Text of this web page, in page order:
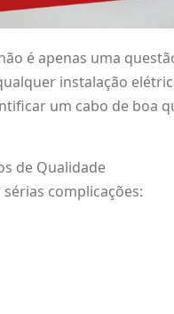
é apenas uma
instalação
um cabo de boa
de Qualidade
complicações: